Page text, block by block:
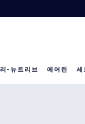
30만원 이상 구매 시 5종 기
리-뉴트리브 에어린 세